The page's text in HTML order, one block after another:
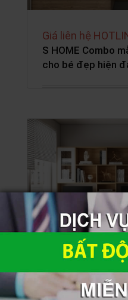
Giá liên hệ
S HOME Combo
cho bé đẹp hiện
29,900,000 đ